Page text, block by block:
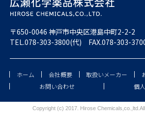
〒650-0046 神戸市中央区港島中町2-2-2
TEL.078-303-3800(代) FAX.078-303-
ホーム 会社概要 取扱いメーカー
お問い合わせ
個
Copyright (c) 2017. Hirose Chemicals,co.,ltd.